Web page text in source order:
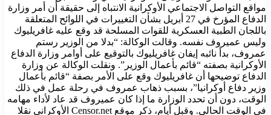
مواقع التواصل الاجتماعي الأوكرانية الانتباه إلى حقيقة أن أمر وزارة
الدفاع المؤرخ في 27 أبريل بشأن التغييرات في اللوائح المتعلقة
باللجان الطبية العسكرية للقوات المسلحة قد وقع عليه غافريليوك
وليس عميروف نفسه. وقالت الوكالة: “بدلا من الوزير رستم
عمروف، بدأ نائبه إيفان غافريليوك بالتوقيع على أوامر وزارة الدفاع
الأوكرانية بصفته “قائم بأعمال الوزير”. ونقلت الوكالة عن وزارة
الدفاع توضيحها أن غافريليوك وقع على الأمر بصفة “قائم بأعمال
وزير دفاع أوكرانيا”، بسبب ذهاب عمروف في رحلة عمل في ذلك
الوقت، دون أن تحدد الوزارة ما إذا كان عميروف قد عاد لأداء مهامه
في الوقت الحالي. وقبل أيام، ذكر موقع Censor.net الأوكراني نقلا